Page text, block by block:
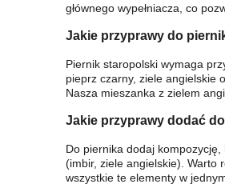
głównego wypełniacza, co
Jakie przyprawy do
Piernik staropolski wymaga
pieprz czarny, ziele angielskie
Nasza mieszanka z zielem
Jakie przyprawy dodać
Do piernika dodaj
(imbir, ziele angielskie). Warto
wszystkie te elementy w